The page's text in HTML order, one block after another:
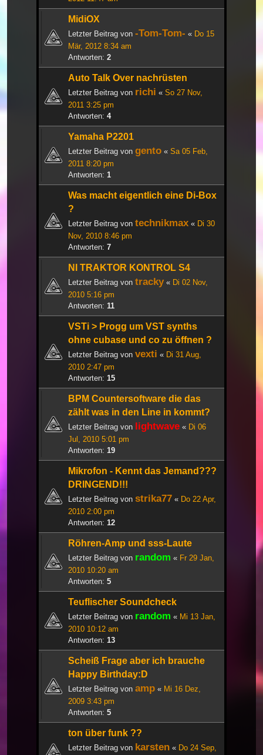
MidiOX
Letzter Beitrag von -Tom-Tom- « Do 15
Mär, 2012 8:34 am
Antworten: 2
Auto Talk Over nachrüsten
Letzter Beitrag von richi « So 27 Nov,
2011 3:25 pm
Antworten: 4
Yamaha P2201
Letzter Beitrag von gento « Sa 05 Feb,
2011 8:20 pm
Antworten: 1
Was macht eigentlich eine Di-Box
?
Letzter Beitrag von technikmax « Di 30
Nov, 2010 8:46 pm
Antworten: 7
NI TRAKTOR KONTROL S4
Letzter Beitrag von tracky« Di 02 Nov,
2010 5:16 pm
Antworten: 11
VSTi > Progg um VST synths
ohne cubase und co zu öffnen ?
Letzter Beitrag von vexti « Di 31 Aug,
2010 2:47 pm
Antworten: 15
BPM Countersoftware die das
zählt was in den Line in kommt?
Letzter Beitrag von lightwave « Di 06
Jul, 2010 5:01 pm
Antworten: 19
Mikrofon - Kennt das Jemand???
DRINGEND!!!
Letzter Beitrag von strika77 « Do 22 Apr,
2010 2:00 pm
Antworten: 12
Röhren-Amp und sss-Laute
Letzter Beitrag von random « Fr 29 Jan,
2010 10:20 am
Antworten: 5
Teuflischer Soundcheck
Letzter Beitrag von random « Mi 13 Jan,
2010 10:12 am
Antworten: 13
Scheiß Frage aber ich brauche
Happy Birthday:D
Letzter Beitrag von amp « Mi 16 Dez,
2009 3:43 pm
Antworten: 5
ton über funk ??
Letzter Beitrag von karsten « Do 24 Sep,